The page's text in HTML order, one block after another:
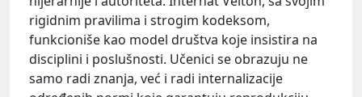
rigidnim pravilima i strogim kodeksom,
funkcioniše kao model društva koje insistira na
disciplini i poslušnosti. Učenici se obrazuju ne
samo radi znanja, već i radi internalizacije